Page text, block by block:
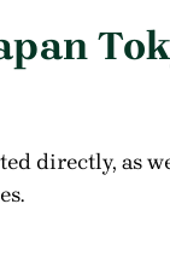
directly, as